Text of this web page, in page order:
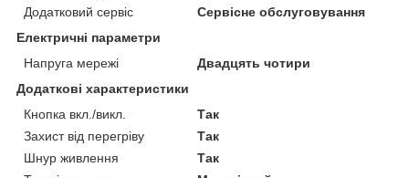
Додатковий сервіс
Сервісне обслуговування
Електричні параметри
Напруга мережі
Двадцять чотири
Додаткові характеристики
Кнопка вкл./викл.
Так
Захист від перегріву
Так
Шнур живлення
Так